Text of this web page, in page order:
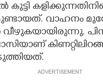
കുട്ടി
വാഹനം
വീഴുകയായിരുന്നു.
ADVERTISEMENT